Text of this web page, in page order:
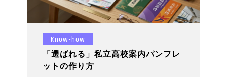
Know-how
「選ばれる」私立高校案内パンフレ
ットの作り方